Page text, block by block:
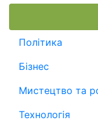
Політика
Бізнес
Мистецтво та
Технологія